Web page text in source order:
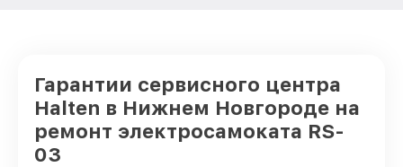
Гарантии сервисного центра
Halten в Нижнем Новгороде на
ремонт электросамоката RS-
03